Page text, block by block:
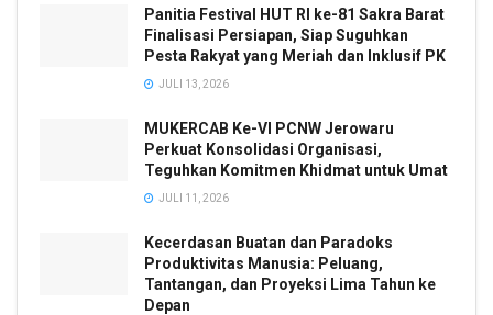
Panitia Festival HUT RI ke-81 Sakra Barat
Finalisasi Persiapan, Siap Suguhkan
Pesta Rakyat yang Meriah dan Inklusif PK
JULI 13, 2026
MUKERCAB Ke-VI PCNW Jerowaru
Perkuat Konsolidasi Organisasi,
Teguhkan Komitmen Khidmat untuk Umat
JULI 11, 2026
Kecerdasan Buatan dan Paradoks
Produktivitas Manusia: Peluang,
Tantangan, dan Proyeksi Lima Tahun ke
Depan